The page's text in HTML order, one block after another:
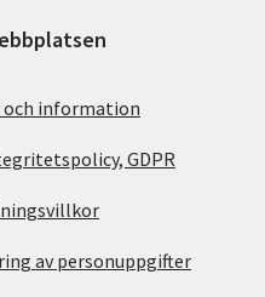
information
GDPR
av personuppgifter